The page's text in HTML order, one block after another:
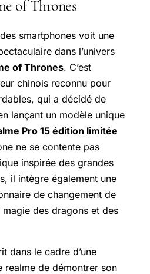
of Thrones
smartphones voit une
dans l’univers
of Thrones. C’est
chinois reconnu pour
qui a décidé de
lançant un modèle unique
Pro 15 édition limitée
ne se contente pas
inspirée des grandes
il intègre également une
de changement de
des dragons et des
dans le cadre d’une
realme de démontrer son